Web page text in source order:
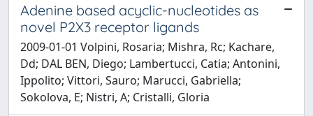
Adenine based acyclic-nucleotides as
novel P2X3 receptor ligands
2009-01-01 Volpini, Rosaria; Mishra, Rc; Kachare,
Dd; DAL BEN, Diego; Lambertucci, Catia; Antonini,
Ippolito; Vittori, Sauro; Marucci, Gabriella;
Sokolova, E; Nistri, A; Cristalli, Gloria